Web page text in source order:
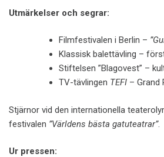
Utmärkelser och segrar:
Filmfestivalen i Berlin –
Klassisk balettävling –
Stiftelsen ”Blagovest” –
TV-tävlingen TEFI – Grand
Stjärnor vid den internationella
festivalen ”Världens bästa gatuteatrar”.
Ur pressen: